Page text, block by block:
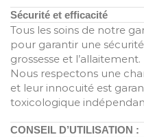
Sécurité et efficacité
Tous les soins de notre
pour garantir une
grossesse et l’allaitement.
Nous respectons une
et leur innocuité est
toxicologique
CONSEIL D’UTILISATION :